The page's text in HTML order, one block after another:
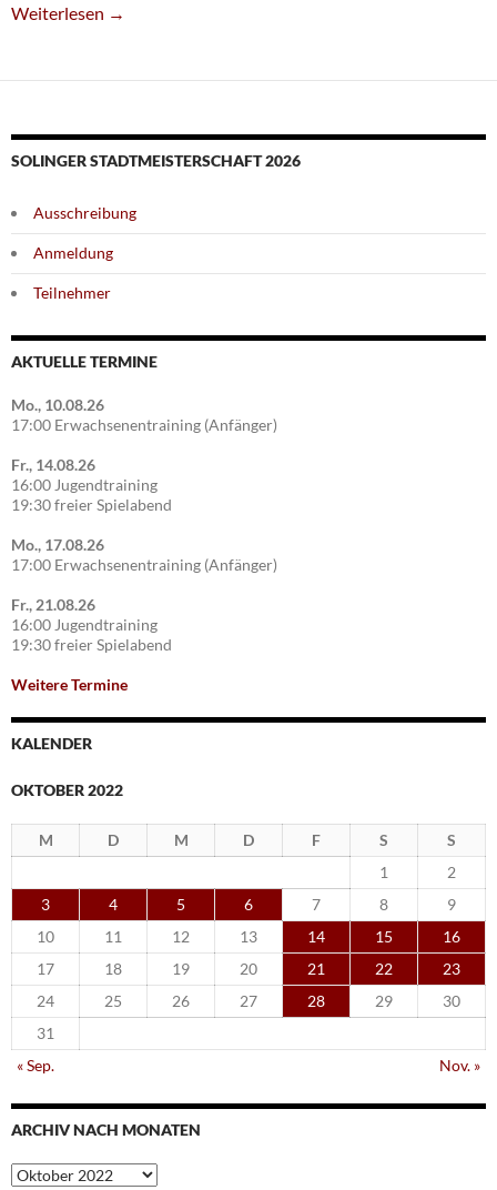
Fünfte Verliert Gegen Oberbilker SV
Weiterlesen →
SOLINGER STADTMEISTERSCHAFT 2026
Ausschreibung
Anmeldung
Teilnehmer
AKTUELLE TERMINE
Mo., 10.08.26
17:00 Erwachsenentraining (Anfänger)
Fr., 14.08.26
16:00 Jugendtraining
19:30 freier Spielabend
Mo., 17.08.26
17:00 Erwachsenentraining (Anfänger)
Fr., 21.08.26
16:00 Jugendtraining
19:30 freier Spielabend
Weitere Termine
KALENDER
OKTOBER 2022
M D M D F S
S
1
2
3
4 5 6 7 8
9
10
11 12 13 14 15
16
17
18 19 20 21 22
23
24
25 26 27 28 29
30
31
« Sep.
Nov. »
ARCHIV NACH MONATEN
Archiv